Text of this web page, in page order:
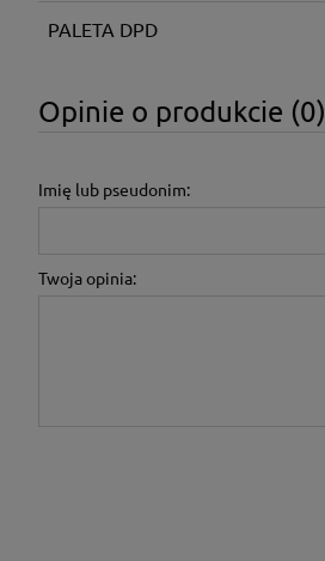
PALETA DPD
Opinie o produkcie (0)
Imię lub pseudonim:
Twoja opinia: